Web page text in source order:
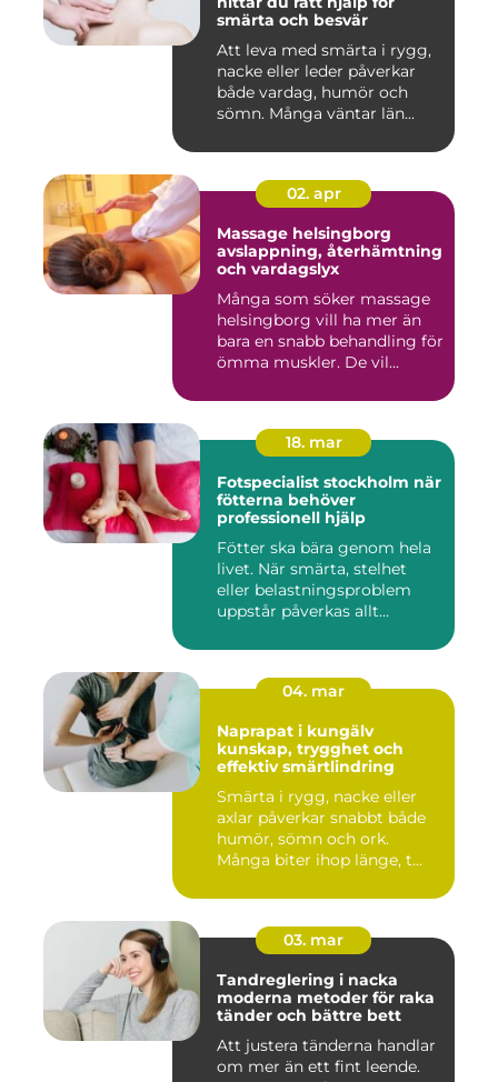
smärta och besvär
Att leva med smärta i rygg,
nacke eller leder påverkar
både vardag, humör och
sömn. Många väntar län...
02. apr
Massage helsingborg
avslappning, återhämtning
och vardagslyx
Många som söker massage
helsingborg vill ha mer än
bara en snabb behandling för
ömma muskler. De vil...
18. mar
Fotspecialist stockholm när
fötterna behöver
professionell hjälp
Fötter ska bära genom hela
livet. När smärta, stelhet
eller belastningsproblem
uppstår påverkas allt...
04. mar
Naprapat i kungälv
kunskap, trygghet och
effektiv smärtlindring
Smärta i rygg, nacke eller
axlar påverkar snabbt både
humör, sömn och ork.
Många biter ihop länge, t...
03. mar
Tandreglering i nacka
moderna metoder för raka
tänder och bättre bett
Att justera tänderna handlar
om mer än ett fint leende.